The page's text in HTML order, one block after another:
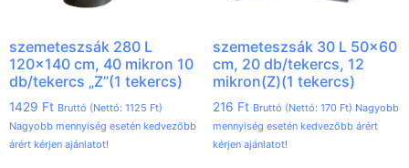
szemeteszsák 280 L
120×140 cm, 40 mikron 10
db/tekercs „Z”(1 tekercs)
1429 Ft Bruttó (Nettó: 1125 Ft)
Nagyobb mennyiség esetén kedvezőbb
árért kérjen ajánlatot!
szemeteszsák 30 L 50×60
cm, 20 db/tekercs, 12
mikron(Z)(1 tekercs)
216 Ft Bruttó (Nettó: 170 Ft) Nagyobb
mennyiség esetén kedvezőbb árért
kérjen ajánlatot!